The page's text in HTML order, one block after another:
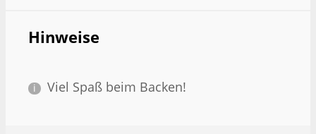
Hinweise
Viel Spaß beim Backen!